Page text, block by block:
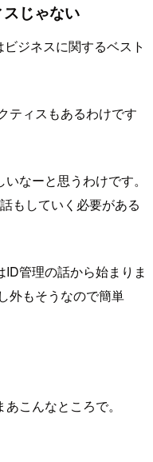
じゃない
ジネスに関するベスト
ティスもあるわけです
なーと思うわけです。
もしていく必要がある
管理の話から始まりま
外もそうなので簡単
こんなところで。